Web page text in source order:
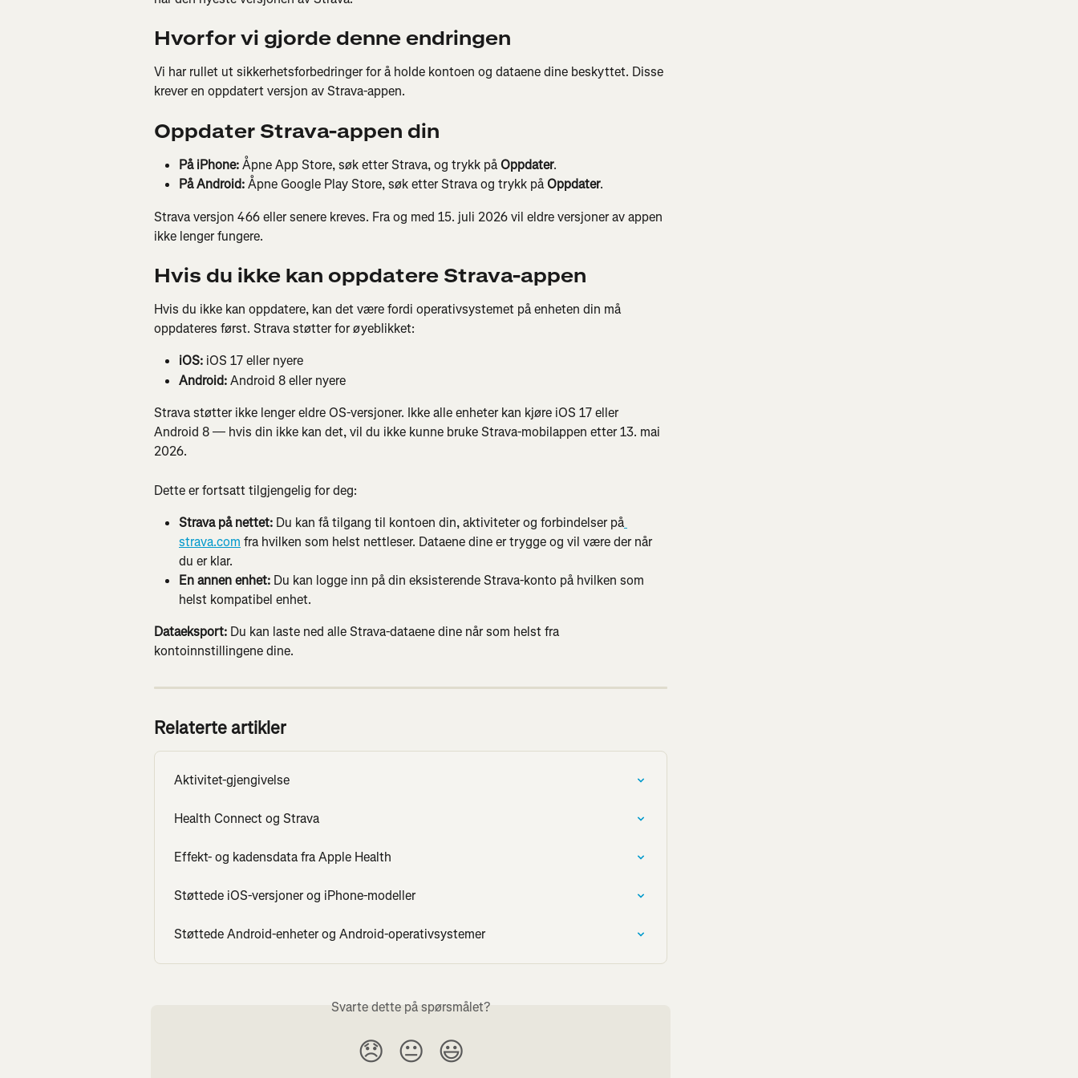
Hvorfor vi gjorde denne endringen
Vi har rullet ut sikkerhetsforbedringer for å holde kontoen og dataene dine beskyttet. Disse
krever en oppdatert versjon av Strava-appen.
Oppdater Strava-appen din
På iPhone: Åpne App Store, søk etter Strava, og trykk på Oppdater.
På Android: Åpne Google Play Store, søk etter Strava og trykk på Oppdater.
Strava versjon 466 eller senere kreves. Fra og med 15. juli 2026 vil eldre versjoner av appen
ikke lenger fungere.
Hvis du ikke kan oppdatere Strava-appen
Hvis du ikke kan oppdatere, kan det være fordi operativsystemet på enheten din må
oppdateres først. Strava støtter for øyeblikket:
iOS: iOS 17 eller nyere
Android: Android 8 eller nyere
Strava støtter ikke lenger eldre OS-versjoner. Ikke alle enheter kan kjøre iOS 17 eller
Android 8 — hvis din ikke kan det, vil du ikke kunne bruke Strava-mobilappen etter 13. mai
2026.
Dette er fortsatt tilgjengelig for deg:
Strava på nettet: Du kan få tilgang til kontoen din, aktiviteter og forbindelser på
strava.com fra hvilken som helst nettleser. Dataene dine er trygge og vil være der når
du er klar.
En annen enhet: Du kan logge inn på din eksisterende Strava-konto på hvilken som
helst kompatibel enhet.
Dataeksport: Du kan laste ned alle Strava-dataene dine når som helst fra
kontoinnstillingene dine.
Relaterte artikler
Aktivitet-gjengivelse
Health Connect og Strava
Effekt- og kadensdata fra Apple Health
Støttede iOS-versjoner og iPhone-modeller
Støttede Android-enheter og Android-operativsystemer
Svarte dette på spørsmålet?
😞 😐 😃